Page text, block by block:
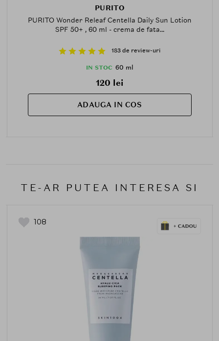
PURITO
PURITO Wonder Releaf Centella Daily Sun Lotion
SPF 50+ , 60 ml - crema de fata...
183 de review-uri
IN STOC 60 ml
120 lei
ADAUGA IN COS
TE-AR PUTEA INTERESA SI
108